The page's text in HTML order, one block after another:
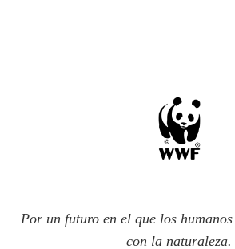
Por un futuro en el que los
con la naturaleza.